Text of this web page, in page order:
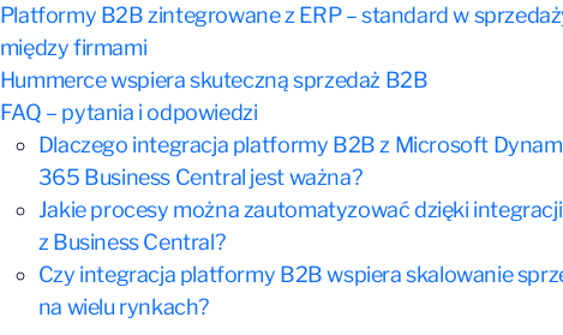
Platformy B2B zintegrowane z ERP – standard w
między firmami
Hummerce wspiera skuteczną sprzedaż B2B
FAQ – pytania i odpowiedzi
Dlaczego integracja platformy B2B z Microsoft
365 Business Central jest ważna?
Jakie procesy można zautomatyzować dzięki integracji
z Business Central?
Czy integracja platformy B2B wspiera skalowanie
na wielu rynkach?